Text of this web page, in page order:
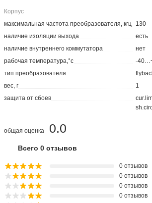
Корпус
максимальная частота преобразователя, кгц
130
наличие изоляции выхода
есть
наличие внутреннего коммутатора
нет
рабочая температура,°с
-
тип преобразователя
вес, г
1
защита от сбоев
0.0
общая оценка
Всего 0 отзывов
0 отзывов
0 отзывов
0 отзывов
0 отзывов